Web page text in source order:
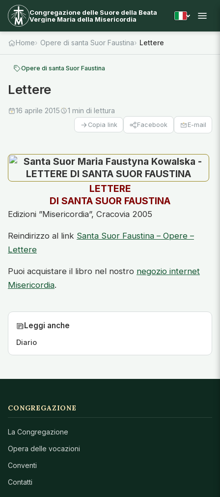
Congregazione delle Suore della Beata
Vergine Maria della Misericordia
Home Opere di santa Suor Faustina Lettere
Opere di santa Suor Faustina
Lettere
16 aprile 2015 1 min di lettura
Copia link Facebook E-mail
LETTERE
DI SANTA SUOR FAUSTINA
Edizioni ”Misericordia”, Cracovia 2005
Reindirizzo al link Santa Suor Faustina – Opere –
Lettere
Puoi acquistare il libro nel nostro negozio internet
Misericordia.
Leggi anche
Diario
CONGREGAZIONE
La Congregazione
Opera delle vocazioni
Conventi
Contatti